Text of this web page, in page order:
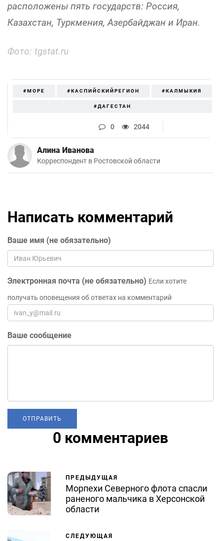
расположены пять государств: Россия,
Казахстан, Туркмения, Азербайджан и Иран.
Фото: tgstat.ru
#МОРЕ #КАСПИЙСКИЙРЕГИОН #КАЛМЫКИЯ
#ДАГЕСТАН
0 2044
Алина Иванова
Корреспондент в Ростовской области
Написать комментарий
Ваше имя (не обязательно)
Электронная почта (не обязательно) Если хотите
получать оповещения об ответах на комментарий
Ваше сообщение
0 комментариев
ПРЕДЫДУЩАЯ
Морпехи Северного флота спасли
раненого мальчика в Херсонской
области
СЛЕДУЮЩАЯ